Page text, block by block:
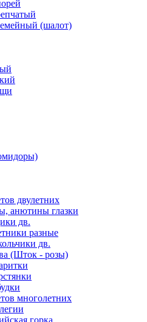
(шалот)
двулетних
анютины глазки
дв.
разные
дв.
(Шток - розы)
многолетних
горка